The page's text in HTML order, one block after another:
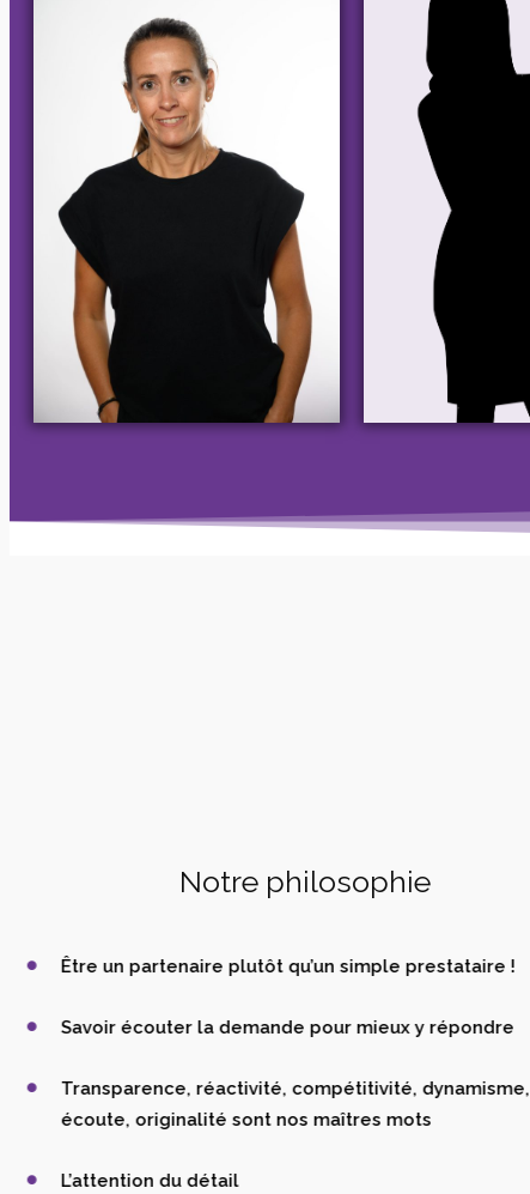
Notre philosophie
Être un partenaire plutôt qu’un simple prestataire !
Savoir écouter la demande pour mieux y répondre
Transparence, réactivité, compétitivité, dynamisme,
écoute, originalité sont nos maîtres mots
L’attention du détail